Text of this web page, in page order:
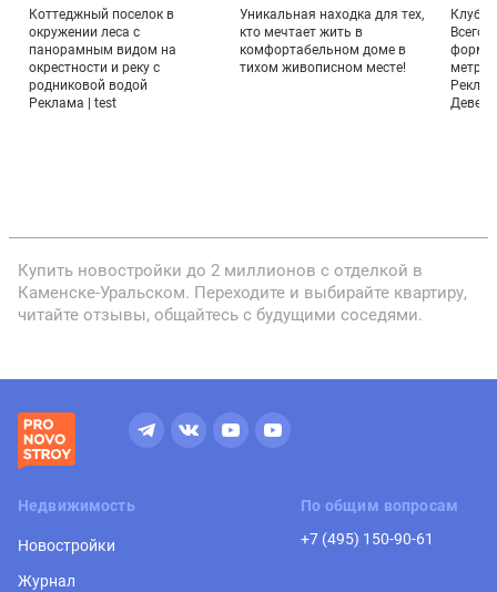
Коттеджный поселок в
окружении леса с
панорамным видом на
окрестности и реку с
родниковой водой
Реклама | test
Уникальная находка для тех,
кто мечтает жить в
комфортабельном доме в
тихом живописном месте!
Всего
Купить новостройки до 2 миллионов с отделкой в
Каменске-Уральском. Переходите и выбирайте квартиру,
читайте отзывы, общайтесь с будущими соседями.
Недвижимость
Новостройки
Журнал
По общим вопросам
+7 (495) 150-90-61